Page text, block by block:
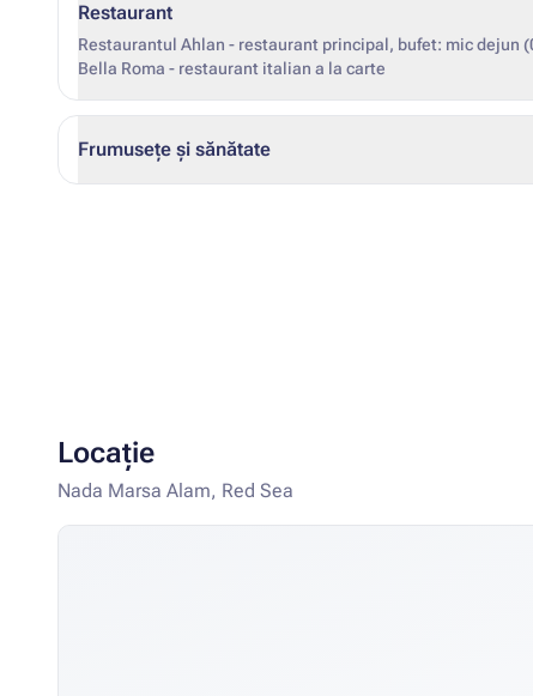
Restaurant
Restaurantul Ahlan - restaurant principal, bufet: mic dejun
Bella Roma - restaurant italian a la carte
Frumusețe și sănătate
Locație
Nada Marsa Alam, Red Sea